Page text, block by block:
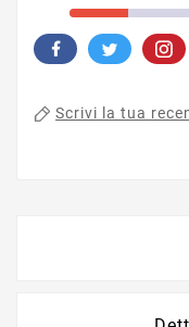
Scrivi la tua